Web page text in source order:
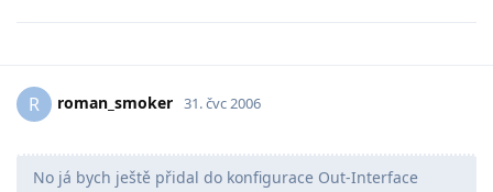
R roman_smoker 31. čvc 2006
No já bych ještě přidal do konfigurace Out-Interface